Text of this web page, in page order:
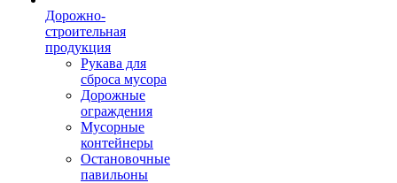
Дорожно-
строительная
продукция
Рукава для
сброса мусора
Дорожные
ограждения
Мусорные
контейнеры
Остановочные
павильоны